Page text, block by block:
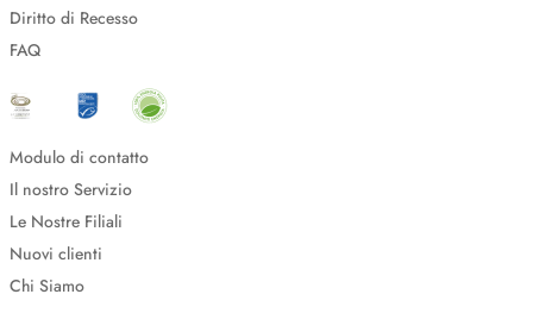
Diritto di Recesso
FAQ
Modulo di contatto
Il nostro Servizio
Le Nostre Filiali
Nuovi clienti
Chi Siamo